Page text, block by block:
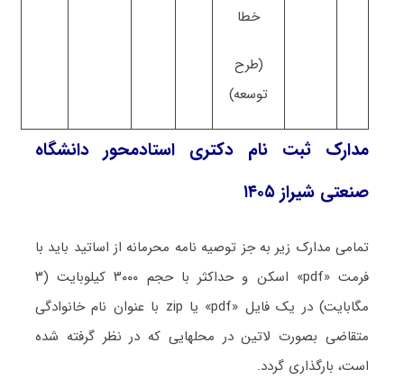
خطا
(طرح
توسعه)
مدارک ثبت نام دکتری استادمحور دانشگاه
صنعتی شیراز ۱۴۰۵
تمامی مدارک زیر به جز توصیه نامه محرمانه از اساتید باید با
فرمت «pdf» اسکن و حداکثر با حجم ۳۰۰۰ کیلوبایت (۳
مگابایت) در یک فایل «pdf» یا zip با عنوان نام خانوادگی
متقاضی بصورت لاتین در محلهایی که در نظر گرفته شده
است، بارگذاری گردد.